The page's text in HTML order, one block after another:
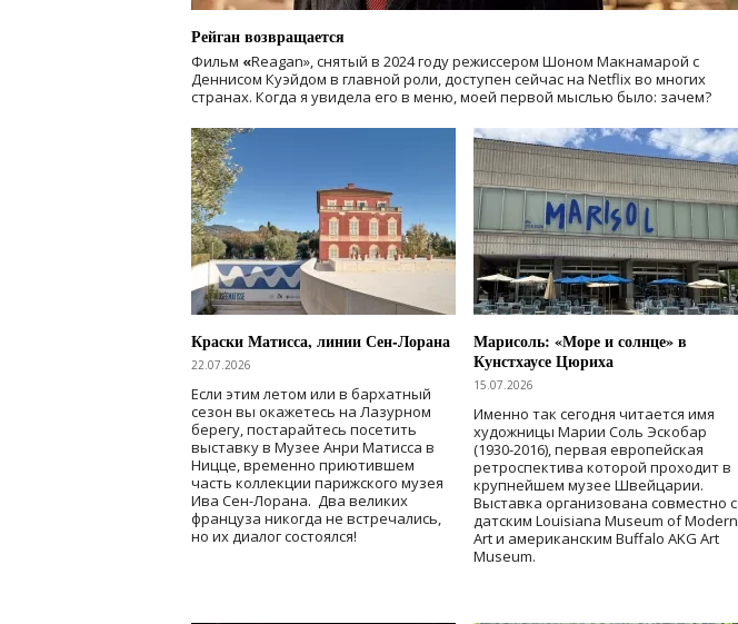
Рейган возвращается
Фильм «Reagan», снятый в 2024 годурежиссером Шоном Макнамарой с
Деннисом Куэйдом в главной роли, доступен сейчас на Netflix во многих
странах. Когда я увидела его в меню, моей первой мыслью было: зачем?
Краски Матисса, линии Сен-Лорана
22.07.2026
Если этим летом или в бархатный
сезон вы окажетесь на Лазурном
берегу, постарайтесь посетить
выставку в Музее Анри Матисса в
Ницце, временно приютившем
часть коллекции парижского музея
Ива Сен-Лорана. Два великих
француза никогда не встречались,
но их диалог состоялся!
Марисоль: «Море и солнце» в
Кунстхаусе Цюриха
15.07.2026
Именно так сегодня читается имя
художницы Марии Соль Эскобар
(1930-2016), первая европейская
ретроспектива которой проходит в
крупнейшем музее Швейцарии.
Выставка организована совместно с
датским Louisiana Museum of Modern
Art и американским Buffalo AKG Art
Museum.